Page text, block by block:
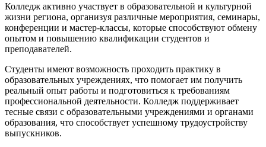
Колледж активно участвует в образовательной и культурной
жизни региона, организуя различные мероприятия, семинары,
конференции и мастер-классы, которые способствуют обмену
опытом и повышению квалификации студентов и
преподавателей.
Студенты имеют возможность проходить практику в
образовательных учреждениях, что помогает им получить
реальный опыт работы и подготовиться к требованиям
профессиональной деятельности. Колледж поддерживает
тесные связи с образовательными учреждениями и органами
образования, что способствует успешному трудоустройству
выпускников.